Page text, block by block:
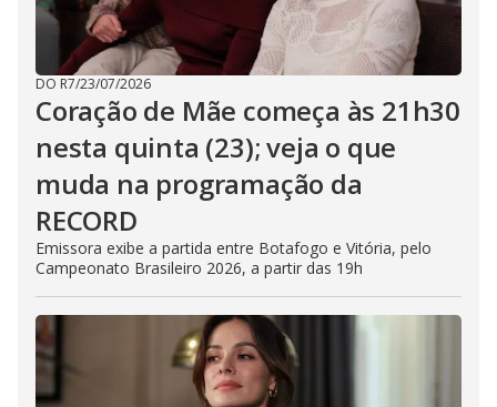
DO R7/23/07/2026
Coração de Mãe começa às 21h30
nesta quinta (23); veja o que
muda na programação da
RECORD
Emissora exibe a partida entre Botafogo e Vitória, pelo
Campeonato Brasileiro 2026, a partir das 19h